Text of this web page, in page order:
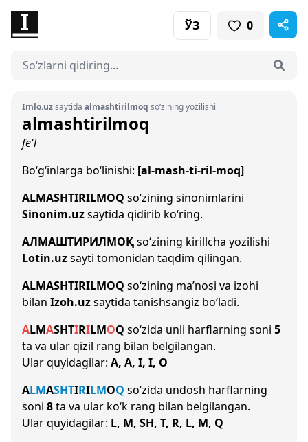
ЎЗ 0
Imlo.uzsaytida almashtirilmoq so‘zining yozilishi
almashtirilmoq
fe'l
Bo‘g‘inlarga bo‘linishi: [al-mash-ti-ril-moq]
ALMASHTIRILMOQ so‘zining sinonimlarini
Sinonim.uzsaytida qidirib ko‘ring.
АЛМАШТИРИЛМОҚso‘zining kirillcha yozilishi
Lotin.uzsayti tomonidan taqdim qilingan.
ALMASHTIRILMOQ so‘zining ma’nosi va izohi
bilan Izoh.uzsaytida tanishsangiz bo‘ladi.
ALMASHTIRILMOQ so‘zida unli harflarning soni 5
ta va ular qizil rang bilan belgilangan.
Ular quyidagilar: A, A, I, I, O
ALMASHTIRILMOQ so‘zida undosh harflarning
soni 8ta va ular ko‘k rang bilan belgilangan.
Ular quyidagilar: L, M, SH, T, R, L, M, Q